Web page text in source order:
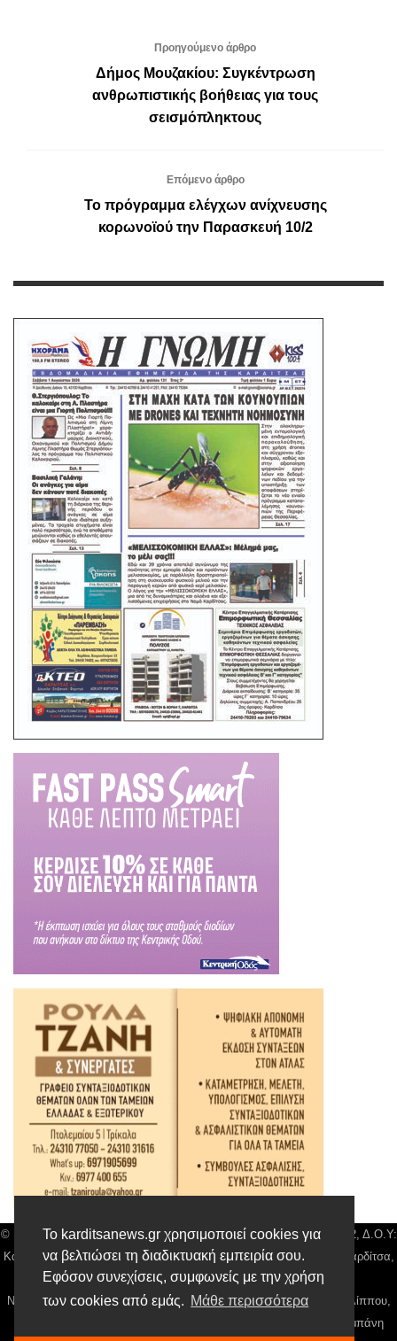
Το karditsanews.gr χρησιμοποιεί cookies για
να βελτιώσει τη διαδικτυακή εμπειρία σου.
Εφόσον συνεχίσεις, συμφωνείς με την χρήση
των cookies από εμάς. Μάθε περισσότερα
Προηγούμενο άρθρο
Δήμος Μουζακίου: Συγκέντρωση
ανθρωπιστικής βοήθειας για τους
σεισμόπληκτους
Επόμενο άρθρο
Το πρόγραμμα ελέγχων ανίχνευσης
κορωνοϊού την Παρασκευή 10/2
© Karditsa News | Διακριτικός Τίτλος: Orion Media, ΑΦΜ: 043750542, Δ.Ο.Υ:
Καρδίτσας, Αρ. Γεμή: 018804431000, Δ/νση: Διάκου 10 τ.κ 43132 Καρδίτσα,
Τηλ: 24410 42500, email:news@karditsanews.gr.
Νόμιμος Εκπρόσωπος, Ιδιοκτήτης και Διαχειριστής: Παναγιώτης Φιλίππου,
Διευθύντρια: Γιαννουσά Βασιλική, Διευθύντιρα Σύνταξης: Μπαλαμπάνη